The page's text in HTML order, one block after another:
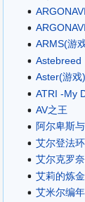
ARMS(游
Astebreed
Aster(游戏)
ATRI -My
AV之王
阿尔卑斯
艾尔登法环
艾尔克罗
艾莉的炼
艾米尔编